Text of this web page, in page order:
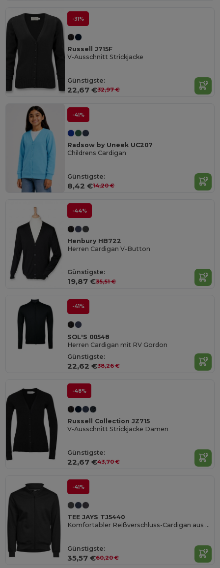
-31%
Russell J715F
V-Ausschnitt Strickjacke
Günstigste:
22,67 €32,97 €
-41%
Radsow by Uneek UC207
Childrens Cardigan
Günstigste:
8,42 €14,20 €
-44%
Henbury HB722
Herren Cardigan V-Button
Günstigste:
19,87 €35,51 €
-41%
SOL'S 00548
Herren Cardigan mit RV Gordon
Günstigste:
22,62 €38,26 €
-48%
Russell Collection JZ715
V-Ausschnitt Strickjacke Damen
Günstigste:
22,67 €43,70 €
-41%
TEE JAYS TJ5440
Komfortabler Reißverschluss-Cardigan aus Baumwollmischung
Günstigste:
35,57 €60,20 €